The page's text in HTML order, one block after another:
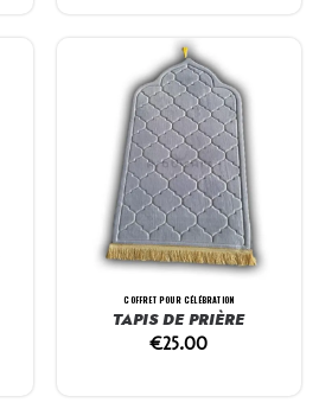
COFFRET POUR CÉLÉBRATION
TAPIS DE PRIÈRE
€25.00